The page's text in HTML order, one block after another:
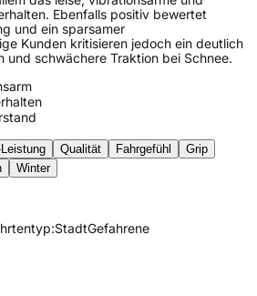
Ebenfalls positiv bewertet
und ein sparsamer
Kunden kritisieren jedoch ein deutlich
und schwächere Traktion bei Schnee.
Qualität Fahrgefühl
Grip
Winter
StadtGefahrene